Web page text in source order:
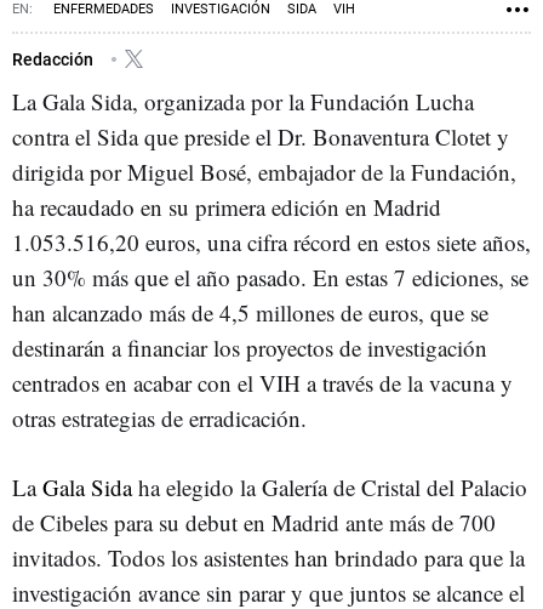
ENFERMEDADES INVESTIGACIÓN SIDA VIH
Redacción
La Gala Sida, organizada por la Fundación Lucha
contra el Sida que preside el Dr. Bonaventura Clotet y
dirigida por Miguel Bosé, embajador de la Fundación,
ha recaudado en su primera edición en Madrid
1.053.516,20 euros, una cifra récord en estos siete años,
un 30% más que el año pasado. En estas 7 ediciones, se
han alcanzado más de 4,5 millones de euros, que se
destinarán a financiar los proyectos de investigación
centrados en acabar con el VIH a través de la vacuna y
otras estrategias de erradicación.
LaGala Sidaha elegido la Galería de Cristal del Palacio
de Cibeles para su debut en Madrid ante más de 700
invitados. Todos los asistentes han brindado para que la
investigación avance sin parar y que juntos se alcance el